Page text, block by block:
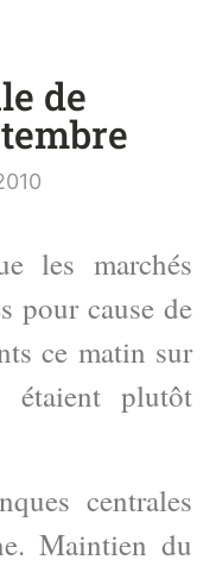
de
marchés
pour cause de
ce matin sur
étaient plutôt
centrales
Maintien du